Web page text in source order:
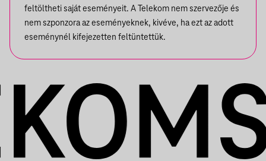
feltöltheti saját eseményeit. A Telekom nem szervezője és
nem szponzora az eseményeknek, kivéve, ha ezt az adott
eseménynél kifejezetten feltüntettük.